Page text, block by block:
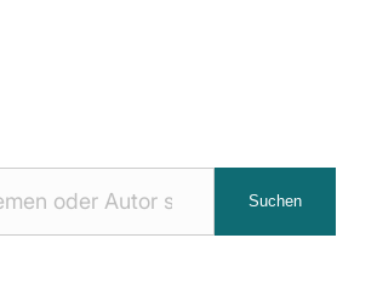
Suchen